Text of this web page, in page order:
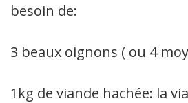
besoin de:
3 beaux oignons ( ou 4
1kg de viande hachée: la